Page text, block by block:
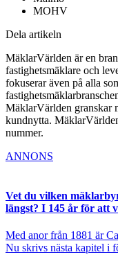
MOHV
Dela artikeln
MäklarVärlden är en
fastighetsmäklare och
fokuserar även på alla
MäklarVärlden granskar
kundnytta.
nummer.
ANNONS
Vet du vilken
längst? I 145 år för att
Med anor från 1881 är
Nu skrivs nästa kapitel i